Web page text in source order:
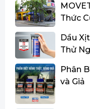
Thức
Dầu
Thử
Dẫn
Thành
Phân
và Giả